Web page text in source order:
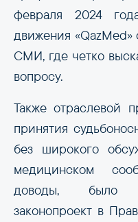
февраля 2024
движения «QazMed»
СМИ, где четко
вопросу.
Также отраслевой
принятия
без широкого
медицинском
доводы, было
законопроект в